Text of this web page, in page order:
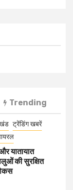
Trending
ट्रेंडिंग खबरें
और यातायात
की सुरक्षित